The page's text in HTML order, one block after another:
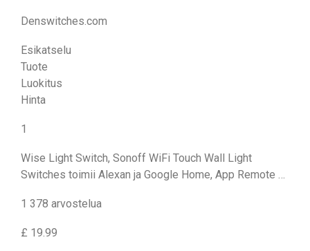
Denswitches.com
Esikatselu
Tuote
Luokitus
Hinta
1
Wise Light Switch, Sonoff WiFi Touch Wall Light
Switches toimii Alexan ja Google Home, App Remote …
1 378 arvostelua
£ 19.99